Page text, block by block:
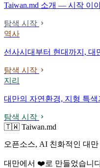
Taiwan.md 소개 — 시작 이
탐색 시작
역사
선사시대부터 현대까지, 대
탐색 시작
지리
대만의 자연환경, 지형 특
탐색 시작
🇹🇼 Taiwan.md
오픈소스, AI 친화적인 대
대만에서 ❤️로 만들었습니